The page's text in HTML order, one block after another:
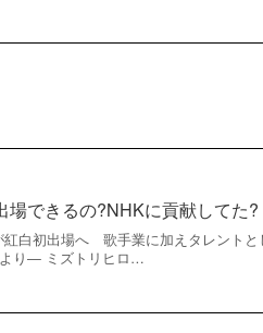
場できるの?NHKに貢献してた?
紅白初出場へ 歌手業に加えタレント
より— ミズトリヒロ…